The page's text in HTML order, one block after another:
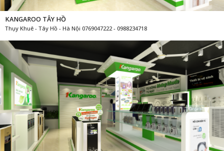
KANGAROO TÂY HỒ
Thụy Khuê - Tây Hồ - Hà Nội 0769047222 - 0988234718